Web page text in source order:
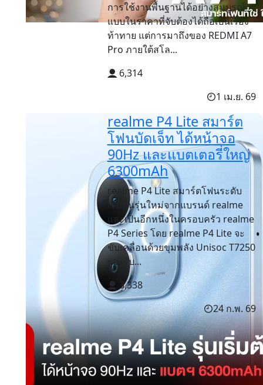
การใช้งานพื้นฐานได้อย่างสมบูรณ์
แบบในราคาที่จับต้องได้ถือเป็นเรื่อง
ท้าทาย แต่การมาถึงของ REDMI A7
Pro ภายใต้สโล...
6,314
1 เม.ย. 69
realme P4 Lite สมาร์ต
โฟนบัดเจ็ท ได้หน้าจอ
90Hz และแบตเตอรี่ใหญ่
6300mAh
realme P4 Lite สมาร์ตโฟนระดับ
เริ่มต้นรุ่นใหม่จากแบรนด์ realme
และเป็นอีกหนึ่งในครอบครัว realme
P4 Series โดย realme P4 Lite จะ
ขับเคลื่อนด้วยขุมพลัง Unisoc T7250
รองรับ...
3,338
24 ก.พ. 69